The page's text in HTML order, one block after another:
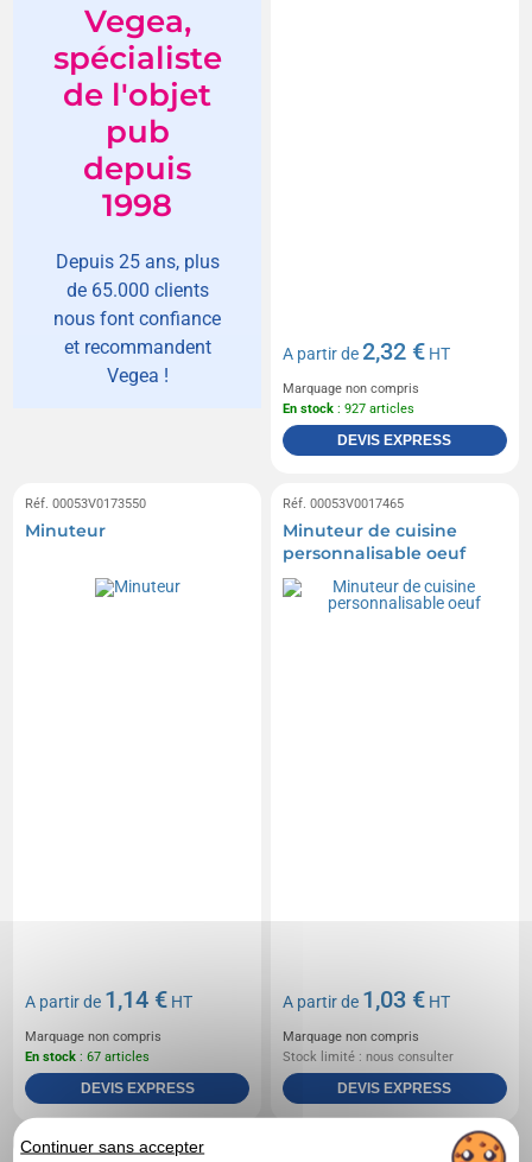
Vegea,
spécialiste
de l'objet
pub
depuis
1998
Depuis 25 ans, plus
de 65.000 clients
nous font confiance
et recommandent
Vegea !
A partir de2,32 € HT
Marquage non compris
En stock : 927 articles
DEVIS EXPRESS
Réf. 00053V0173550
Minuteur
A partir de 1,14 € HT
Marquage non compris
En stock : 67 articles
DEVIS EXPRESS
Réf. 00053V0017465
Minuteur de cuisine
personnalisable oeuf
A partir de 1,03 € HT
Marquage non compris
Stock limité : nous consulter
DEVIS EXPRESS
Réf. 00019V0161820
Continuer sans accepter